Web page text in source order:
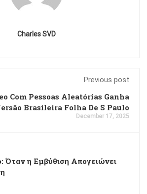
Charles SVD
Previous post
Com Pessoas Aleatórias Ganha
Brasileira Folha De S Paulo
December 17, 2025
Όταν η Εμβύθιση Απογειώνει